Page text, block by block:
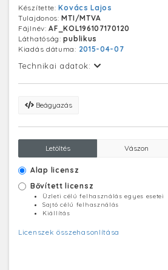
Készítette:Kovács Lajos
Tulajdonos:MTI/MTVA
Fájlnév:AF_KOL196107170120
Láthatóság:publikus
Kiadás dátuma: 2015-04-07
Technikai adatok:
Beágyazás
Letöltés Vászon
Alap licensz
Bővített licensz
Üzleti célú felhasználás egyes esetei
Sajtó célú felhasználás
Kiállítás
Licenszek összehasonlítása